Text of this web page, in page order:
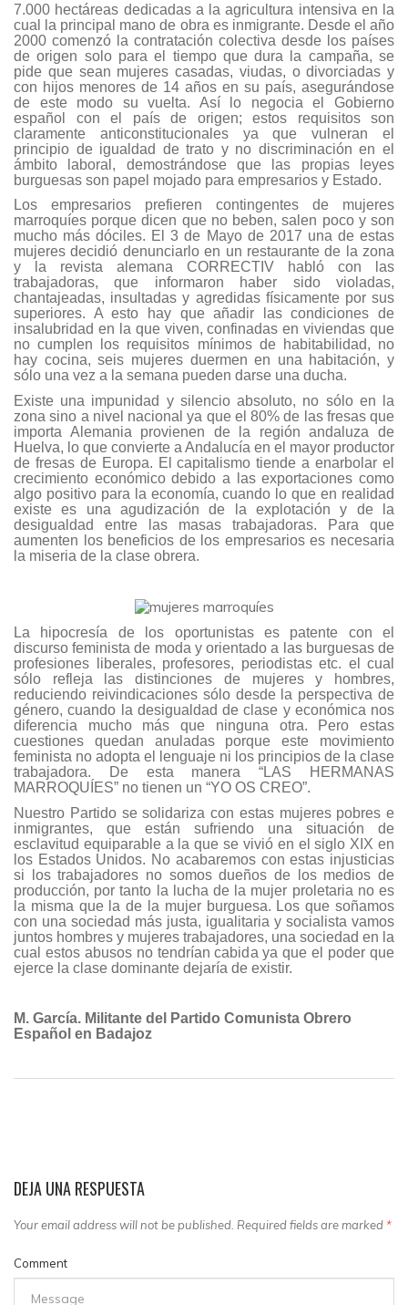
7.000 hectáreas dedicadas a la agricultura intensiva en la
cual la principal mano de obra es inmigrante. Desde el año
2000 comenzó la contratación colectiva desde los países
de origen solo para el tiempo que dura la campaña, se
pide que sean mujeres casadas, viudas, o divorciadas y
con hijos menores de 14 años en su país, asegurándose
de este modo su vuelta. Así lo negocia el Gobierno
español con el país de origen; estos requisitos son
claramente anticonstitucionales ya que vulneran el
principio de igualdad de trato y no discriminación en el
ámbito laboral, demostrándose que las propias leyes
burguesas son papel mojado para empresarios y Estado.
Los empresarios prefieren contingentes de mujeres
marroquíes porque dicen que no beben, salen poco y son
mucho más dóciles. El 3 de Mayo de 2017 una de estas
mujeres decidió denunciarlo en un restaurante de la zona
y la revista alemana CORRECTIV habló con las
trabajadoras, que informaron haber sido violadas,
chantajeadas, insultadas y agredidas físicamente por sus
superiores. A esto hay que añadir las condiciones de
insalubridad en la que viven, confinadas en viviendas que
no cumplen los requisitos mínimos de habitabilidad, no
hay cocina, seis mujeres duermen en una habitación, y
sólo una vez a la semana pueden darse una ducha.
Existe una impunidad y silencio absoluto, no sólo en la
zona sino a nivel nacional ya que el 80% de las fresas que
importa Alemania provienen de la región andaluza de
Huelva, lo que convierte a Andalucía en el mayor productor
de fresas de Europa. El capitalismo tiende a enarbolar el
crecimiento económico debido a las exportaciones como
algo positivo para la economía, cuando lo que en realidad
existe es una agudización de la explotación y de la
desigualdad entre las masas trabajadoras. Para que
aumenten los beneficios de los empresarios es necesaria
la miseria de la clase obrera.
La hipocresía de los oportunistas es patente con el
discurso feminista de moda y orientado a las burguesas de
profesiones liberales, profesores, periodistas etc. el cual
sólo refleja las distinciones de mujeres y hombres,
reduciendo reivindicaciones sólo desde la perspectiva de
género, cuando la desigualdad de clase y económica nos
diferencia mucho más que ninguna otra. Pero estas
cuestiones quedan anuladas porque este movimiento
feminista no adopta el lenguaje ni los principios de la clase
trabajadora. De esta manera “LAS HERMANAS
MARROQUÍES” no tienen un “YO OS CREO”.
Nuestro Partido se solidariza con estas mujeres pobres e
inmigrantes, que están sufriendo una situación de
esclavitud equiparable a la que se vivió en el siglo XIX en
los Estados Unidos. No acabaremos con estas injusticias
si los trabajadores no somos dueños de los medios de
producción, por tanto la lucha de la mujer proletaria no es
la misma que la de la mujer burguesa. Los que soñamos
con una sociedad más justa, igualitaria y socialista vamos
juntos hombres y mujeres trabajadores, una sociedad en la
cual estos abusos no tendrían cabida ya que el poder que
ejerce la clase dominante dejaría de existir.
M. García. Militante del Partido Comunista Obrero
Español en Badajoz
DEJA UNA RESPUESTA
Your email address will not be published. Required fields are marked *
Comment